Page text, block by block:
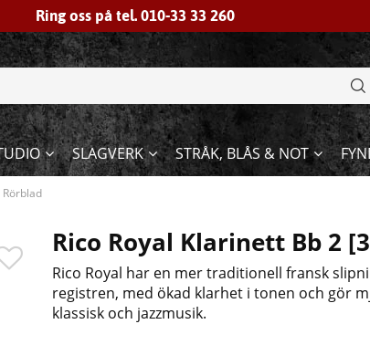
Ring oss på tel. 010-33 33 260
SLAGVERK STRÅK, BLÅS & NOT
Rörblad
Rico Royal Klarinett Bb 2
Rico Royal har en mer traditionell fransk
registren, med ökad klarhet i tonen och gör
klassisk och jazzmusik.